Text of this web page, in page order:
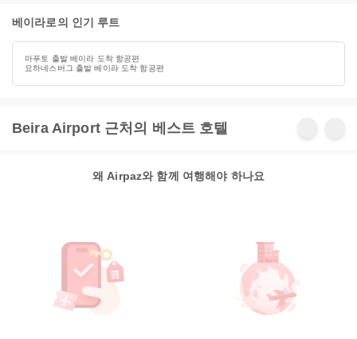
베이라로의 인기 루트
마푸토 출발 베이라 도착 항공편
요하네스버그 출발 베이라 도착 항공편
Beira Airport 근처의 베스트 호텔
왜 Airpaz와 함께 여행해야 하나요